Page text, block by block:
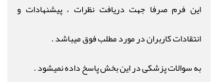
این فرم صرفا جهت دریافت نظرات ، پیشنهادات و
انتقادات کاربران در مورد مطلب فوق میباشد .
به سوالات پزشکی در این بخش پاسخ داده نمیشود .